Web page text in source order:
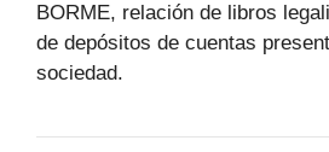
BORME, relación de libros
de depósitos de cuentas
sociedad.